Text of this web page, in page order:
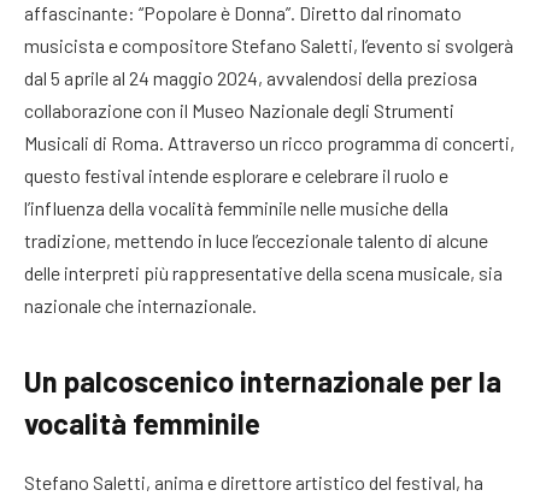
affascinante: “Popolare è Donna”. Diretto dal rinomato
musicista e compositore Stefano Saletti, l’evento si svolgerà
dal 5 aprile al 24 maggio 2024, avvalendosi della preziosa
collaborazione con il Museo Nazionale degli Strumenti
Musicali di Roma. Attraverso un ricco programma di concerti,
questo festival intende esplorare e celebrare il ruolo e
l’influenza della vocalità femminile nelle musiche della
tradizione, mettendo in luce l’eccezionale talento di alcune
delle interpreti più rappresentative della scena musicale, sia
nazionale che internazionale.
Un palcoscenico internazionale per la
vocalità femminile
Stefano Saletti, anima e direttore artistico del festival, ha